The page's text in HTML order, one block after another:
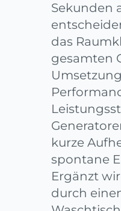
Sekunden
das
gesamten
kurze
spontane
Ergänzt
durch